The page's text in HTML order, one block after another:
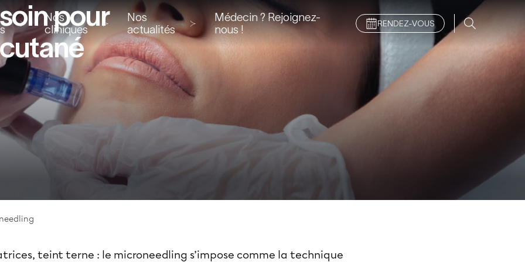
Nos
cliniques
Nos
actualités
Médecin ? Rejoignez-
nous !
RENDEZ-VOUS
pour
teint terne : le microneedling s’impose comme la technique